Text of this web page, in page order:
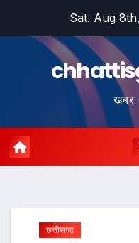
Sat. Aug
खबर
छत्तीसगढ़